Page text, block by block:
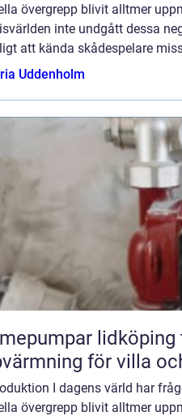
övergrepp blivit alltmer
inte undgått dessa
att kända skådespelare
Uddenholm
lidköping trygg och effektiv
för villa
I dagens värld har
övergrepp blivit alltmer